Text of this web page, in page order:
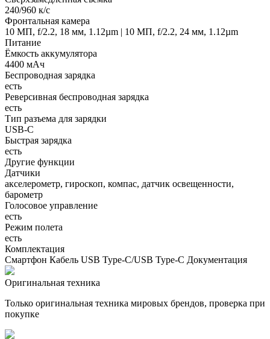
240/960 к/с
Фронтальная камера
10 МП, f/2.2, 18 мм, 1.12µm | 10 МП, f/2.2, 24 мм, 1.12µm
Питание
Ёмкость аккумулятора
4400 мАч
Беспроводная зарядка
есть
Реверсивная беспроводная зарядка
есть
Тип разъема для зарядки
USB-C
Быстрая зарядка
есть
Другие функции
Датчики
акселерометр, гироскоп, компас, датчик освещенности,
барометр
Голосовое управление
есть
Режим полета
есть
Комплектация
Смартфон Кабель USB Type-C/USB Type-C Документация
Оригинальная техника
Только оригинальная техника мировых брендов, проверка при
покупке